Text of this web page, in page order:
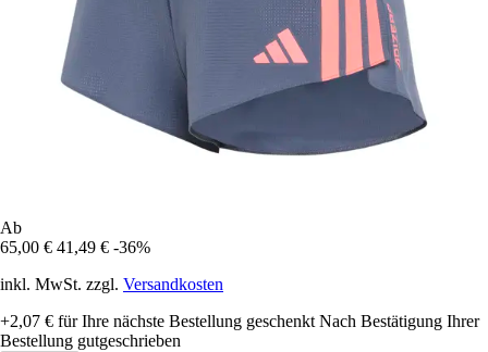
Ab
65,00 € 41,49 € -36%
inkl. MwSt. zzgl. Versandkosten
+2,07 € für Ihre nächste Bestellung geschenkt Nach Bestätigung Ihrer
Bestellung gutgeschrieben